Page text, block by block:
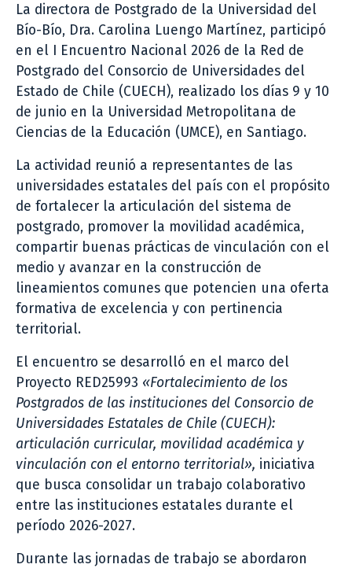
La directora de Postgrado de la Universidad del
Bío-Bío, Dra. Carolina Luengo Martínez, participó
en el I Encuentro Nacional 2026 de la Red de
Postgrado del Consorcio de Universidades del
Estado de Chile (CUECH), realizado los días 9 y 10
de junio en la Universidad Metropolitana de
Ciencias de la Educación (UMCE), en Santiago.
La actividad reunió a representantes de las
universidades estatales del país con el propósito
de fortalecer la articulación del sistema de
postgrado, promover la movilidad académica,
compartir buenas prácticas de vinculación con el
medio y avanzar en la construcción de
lineamientos comunes que potencien una oferta
formativa de excelencia y con pertinencia
territorial.
El encuentro se desarrolló en el marco del
Proyecto RED25993 «Fortalecimiento de los
Postgrados de las instituciones del Consorcio de
Universidades Estatales de Chile (CUECH):
articulación curricular, movilidad académica y
vinculación con el entorno territorial», iniciativa
que busca consolidar un trabajo colaborativo
entre las instituciones estatales durante el
período 2026-2027.
Durante las jornadas de trabajo se abordaron